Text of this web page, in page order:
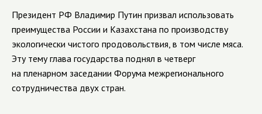
Президент РФ Владимир Путин призвал использовать
преимущества России и Казахстана по производству
экологически чистого продовольствия, в том числе мяса.
Эту тему глава государства поднял в четверг
на пленарном заседании Форума межрегионального
сотрудничества двух стран.